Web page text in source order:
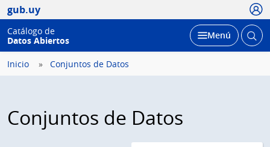
gub.uy
Catálogo de
Datos Abiertos
Desplegar
Menú Abrir
Inicio Conjuntos de Datos
Conjuntos de Datos